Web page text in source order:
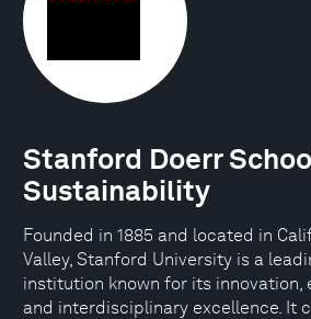
Stanford Doerr
Sustainability
Founded in 1885 and located in
Valley, Stanford University is a
institution known for its innovation,
and interdisciplinary excellence. It